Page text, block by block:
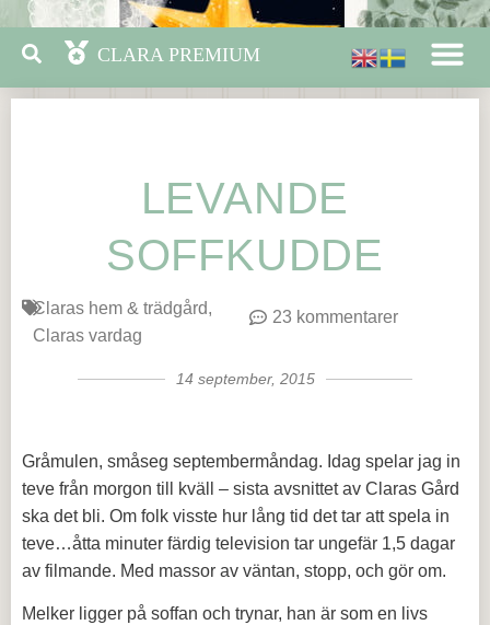
LEVANDE
SOFFKUDDE
Claras hem & trädgård
Claras vardag
23 kommentarer
14 september, 2015
Gråmulen, småseg septembermåndag. Idag spelar jag in
teve från morgon till kväll – sista avsnittet av Claras Gård
ska det bli. Om folk visste hur lång tid det tar att spela in
teve…åtta minuter färdig television tar ungefär 1,5 dagar
av filmande. Med massor av väntan, stopp, och gör om.
Melker ligger på soffan och trynar, han är som en livs